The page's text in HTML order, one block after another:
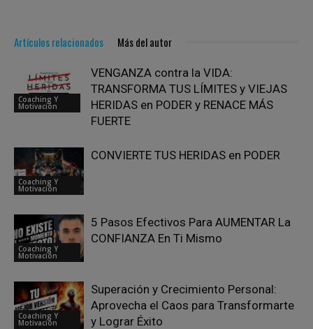
Artículos relacionados Más del autor
Coaching Y
Motivación
VENGANZA contra la VIDA:
TRANSFORMA TUS LÍMITES y VIEJAS
HERIDAS en PODER y RENACE MÁS
FUERTE
Coaching Y
Motivación
CONVIERTE TUS HERIDAS en PODER
Coaching Y
Motivación
5 Pasos Efectivos Para AUMENTAR La
CONFIANZA En Ti Mismo
Coaching Y
Motivación
Superación y Crecimiento Personal:
Aprovecha el Caos para Transformarte
y Lograr Éxito